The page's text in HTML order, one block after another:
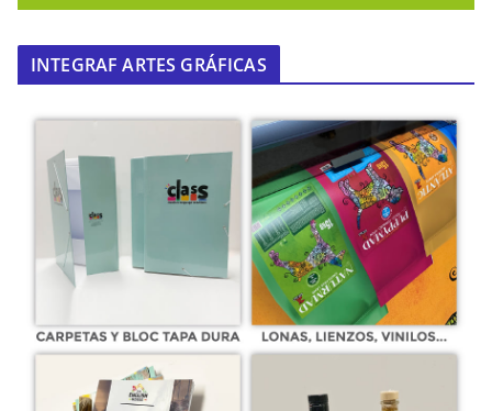
INTEGRAF ARTES GRÁFICAS